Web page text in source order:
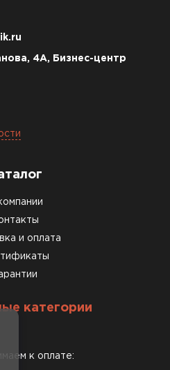
4А, Бизнес-центр
и оплата
категории
к оплате: